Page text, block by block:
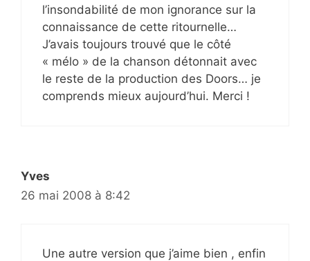
l’insondabilité de mon ignorance sur la
connaissance de cette ritournelle…
J’avais toujours trouvé que le côté
« mélo » de la chanson détonnait avec
le reste de la production des Doors… je
comprends mieux aujourd’hui. Merci !
Yves
26 mai 2008 à 8:42
Une autre version que j’aime bien , enfin